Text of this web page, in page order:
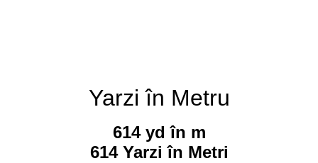
Yarzi în Metru
614 yd în m
614 Yarzi în Metri